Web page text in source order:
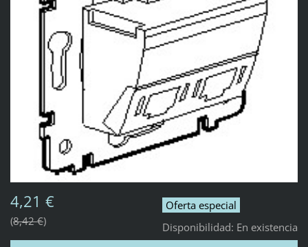
Oferta especial
Disponibilidad: En existencia
4,21 €
8,42 €